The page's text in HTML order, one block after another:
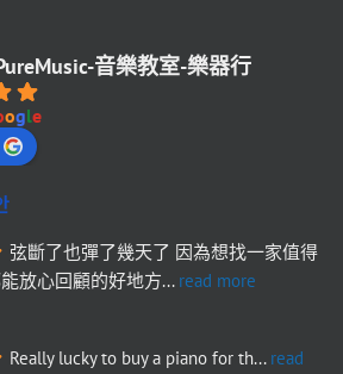
音樂教室-樂器行
ogle
弦斷了也彈了幾天了 因為想找一家值得
放心回顧的好地方... read more
Really lucky to buy a piano for th... read